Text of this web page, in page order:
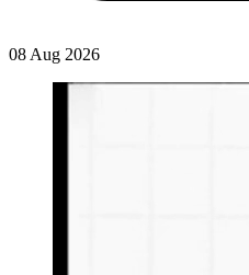
08 Aug 2026